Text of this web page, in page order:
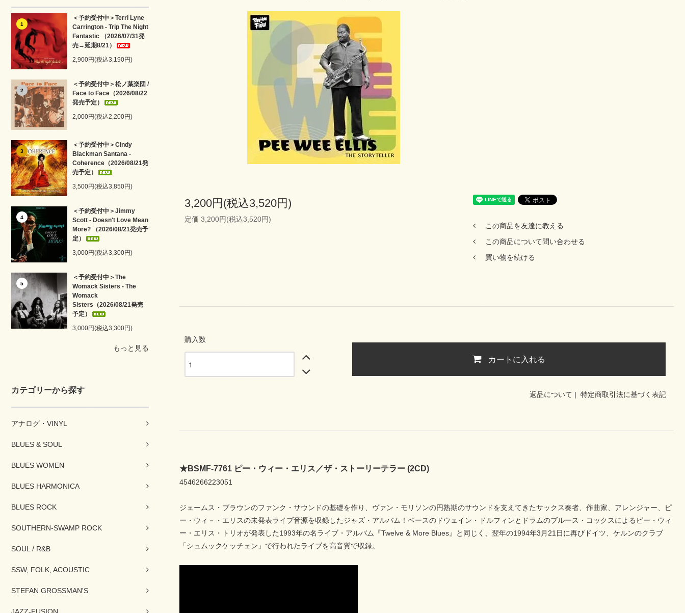
1
＜予約受付中＞Terri Lyne
Carrington - Trip The Night
Fantastic （2026/07/31発
売→延期8/21）
2,900円(税込3,190円)
2
＜予約受付中＞松ノ葉楽団 /
Face to Face（2026/08/22
発売予定）
2,000円(税込2,200円)
3
＜予約受付中＞Cindy
Blackman Santana -
Coherence（2026/08/21発
売予定）
3,500円(税込3,850円)
4
＜予約受付中＞Jimmy
Scott - Doesn't Love Mean
More? （2026/08/21発売予
定）
3,000円(税込3,300円)
5
＜予約受付中＞The
Womack Sisters - The
Womack
Sisters（2026/08/21発売
予定）
3,000円(税込3,300円)
もっと見る
カテゴリーから探す
アナログ・VINYL
BLUES & SOUL
BLUES WOMEN
BLUES HARMONICA
BLUES ROCK
SOUTHERN-SWAMP ROCK
SOUL / R&B
SSW, FOLK, ACOUSTIC
STEFAN GROSSMAN'S
3,200円(税込3,520円)
定価 3,200円(税込3,520円)
この商品を友達に教える
この商品について問い合わせる
買い物を続ける
購入数
カートに入れる
返品について | 特定商取引法に基づく表記
★BSMF-7761 ピー・ウィー・エリス／ザ・ストーリーテラー (2CD)
4546266223051
ジェームス・ブラウンのファンク・サウンドの基礎を作り、ヴァン・モリソンの円熟期のサウンドを支えてきたサックス奏者、作曲家、アレンジャー、ピ
ー・ウィ－・エリスの未発表ライブ音源を収録したジャズ・アルバム！ベースのドウェイン・ドルフィンとドラムのブルース・コックスによるピー・ウィ
ー・エリス・トリオが発表した1993年の名ライブ・アルバム『Twelve & More Blues』と同じく、翌年の1994年3月21日に再びドイツ、ケルンのクラブ
「シュムックケッチェン」で行われたライブを高音質で収録。